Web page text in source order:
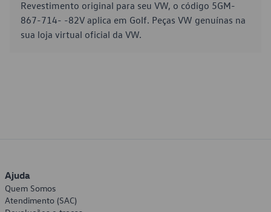
Revestimento original para seu VW, o código 5GM-
867-714- -82V aplica em Golf. Peças VW genuínas na
sua loja virtual oficial da VW.
Ajuda
Quem Somos
Atendimento (SAC)